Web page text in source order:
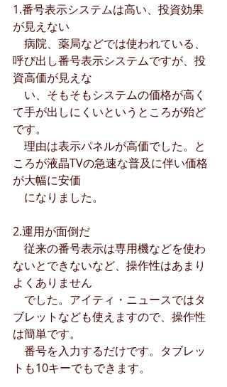
1.番号表示システムは高い、投資効果
が見えない
病院、薬局などでは使われている、
呼び出し番号表示システムですが、投
資高価が見えな
い、そもそもシステムの価格が高く
て手が出しにくいというところが殆ど
です。
理由は表示パネルが高価でした。と
ころが液晶TVの急速な普及に伴い価格
が大幅に安価
になりました。
2.運用が面倒だ
従来の番号表示は専用機などを使わ
ないとできないなど、操作性はあまり
よくありません
でした。アイティ・ニュースではタ
ブレットなども使えますので、操作性
は簡単です。
番号を入力するだけです。タブレッ
トも10キーでもできます。